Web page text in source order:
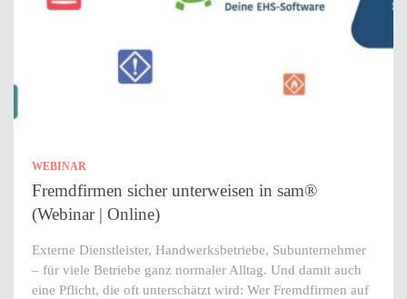
WEBINAR
Fremdfirmen sicher unterweisen in sam®
(Webinar | Online)
Externe Dienstleister, Handwerksbetriebe, Subunternehmer
– für viele Betriebe ganz normaler Alltag. Und damit auch
eine Pflicht, die oft unterschätzt wird: Wer Fremdfirmen auf